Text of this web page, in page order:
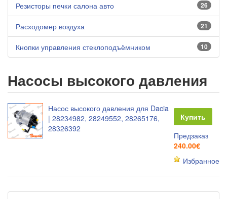
26
Резисторы печки салона авто
21
Расходомер воздуха
10
Кнопки управления стеклоподъёмником
Насосы высокого давления
Насос высокого давления для Dacia
| 28234982, 28249552, 28265176,
28326392
Купить
Предзаказ
240.00€
Избранное